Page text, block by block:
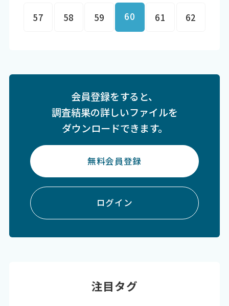
57 58 59 60 61 62
会員登録をすると、
調査結果の詳しいファイルを
ダウンロードできます。
無料会員登録
ログイン
注目タグ